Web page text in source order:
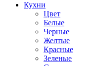
Кухни
Цвет
Белые
Черные
Желтые
Красные
Зеленые